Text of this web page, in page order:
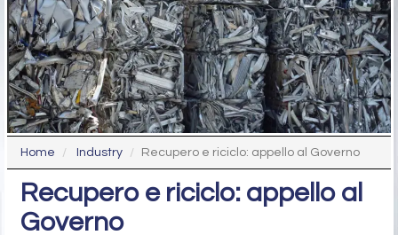
Home Industry Recupero e riciclo: appello al Governo
Recupero e riciclo: appello al
Governo